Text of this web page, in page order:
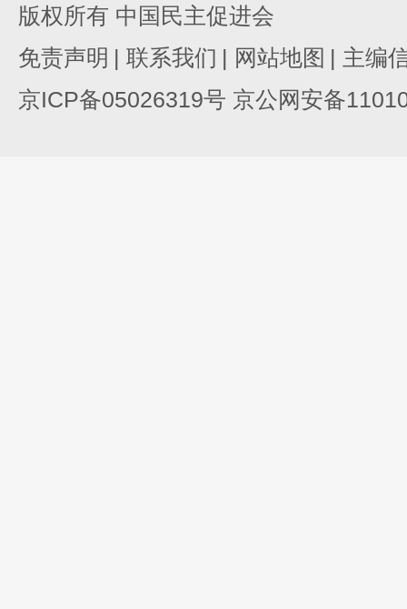
版权所有 中国民主促进会
免责声明 | 联系我们 | 网站地图 | 主编
京ICP备05026319号 京公网安备